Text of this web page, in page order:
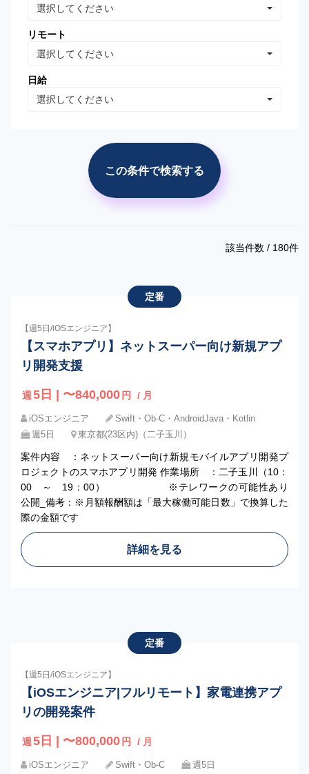
WordPress
市場調査・分析 競合調査・分析
選択してください
リモート
選択してください
日給
選択してください
この条件で検索する
該当件数 / 180件
定番
【週5日/iOSエンジニア】
【スマホアプリ】ネットスーパー向け新規アプ
リ開発支援
週 5日 | 〜840,000 円 / 月
iOSエンジニア
Swift・Ob-C・AndroidJava・Kotlin
週5日
東京都(23区内)（二子玉川）
案件内容 ：ネットスーパー向け新規モバイルアプリ開発プ
ロジェクトのスマホアプリ開発 作業場所 ：二子玉川（10：
00 ～ 19：00） ※テレワークの可能性あり
公開_備考：※月額報酬額は「最大稼働可能日数」で換算した
際の金額です
詳細を見る
定番
【週5日/iOSエンジニア】
【iOSエンジニア|フルリモート】家電連携アプ
リの開発案件
週 5日 | 〜800,000 円 / 月
iOSエンジニア Swift・Ob-C
週5日